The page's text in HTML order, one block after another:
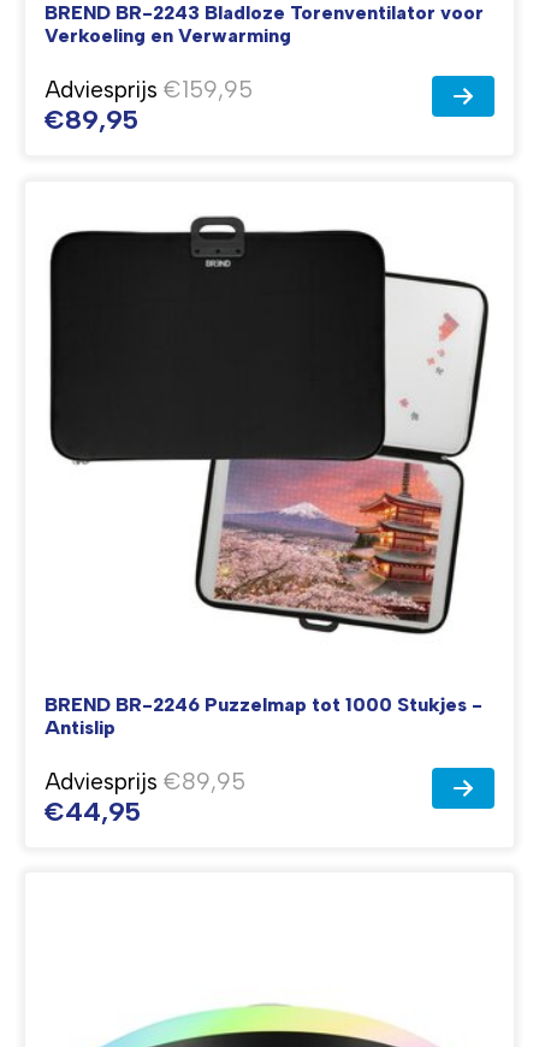
BREND BR-2243 Bladloze Torenventilator voor
Verkoeling en Verwarming
Adviesprijs €159,95
€89,95
BREND BR-2246 Puzzelmap tot 1000 Stukjes -
Antislip
Adviesprijs €89,95
€44,95